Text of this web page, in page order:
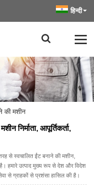
हिन्दी
की मशीन
निर्माता, आपूर्तिकर्ता,
से स्वचालित ईंट बनाने की मशीन,
हमारे उत्पाद मुख्य रूप से देश और विदेश
से ग्राहकों से प्रशंसा हासिल की है।